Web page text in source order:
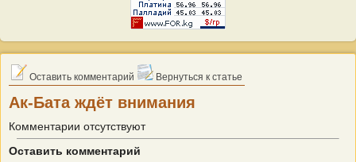
Оставить комментарий Вернуться к статье
Ак-Бата ждёт внимания
Комментарии отсутствуют
Оставить комментарий